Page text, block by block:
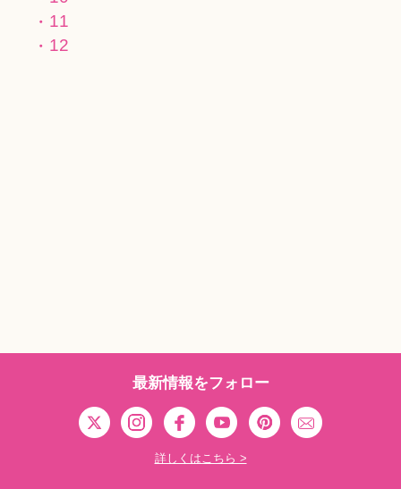
11
12
最新情報をフォロー
詳しくはこちら >